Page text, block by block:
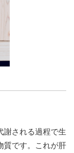
謝される過程で生
質です。これが肝